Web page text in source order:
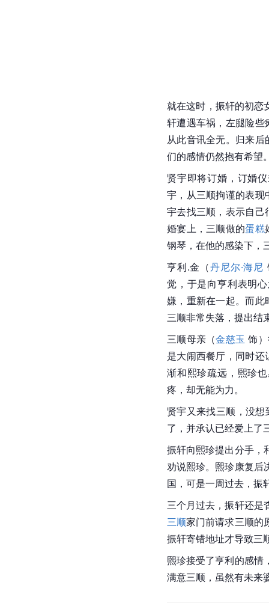
就在这时，振轩的初恋
轩遭遇车祸，左腿险些
从此音讯全无。归来
们的感情仍然抱有希望
贤宇即将订婚，订婚
宇，从三顺拘谨的表现
宇去找三顺，表示自己
婚宴上，三顺做的蛋糕
钢琴，在他的感染下，
亨利.金（丹尼尔·海尼
觉，于是向亨利表明
嫌，重新在一起。而此
三顺非常失落，提出结
三顺母亲（金慈玉 饰
是大闹西餐厅，同时
渐和熙珍疏远，熙珍
疼，却无能为力。
贤宇又来找三顺，没
了，并承认已经爱上了
振轩向熙珍提出分手，
劝说熙珍。熙珍康复后
国，可是一周过去，振
三个月过去，振轩还是
三顺家门前请求三顺的
振轩寄错地址才导致三
熙珍接受了亨利的感情
满意三顺，虽然有未来